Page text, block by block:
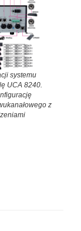
systemu
UCA 8240.
z